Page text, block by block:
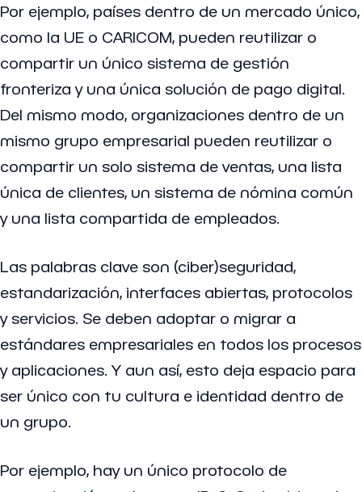
Por ejemplo, países dentro de un mercado único,
como la UE o CARICOM, pueden reutilizar o
compartir un único sistema de gestión
fronteriza y una única solución de pago digital.
Del mismo modo, organizaciones dentro de un
mismo grupo empresarial pueden reutilizar o
compartir un solo sistema de ventas, una lista
única de clientes, un sistema de nómina común
y una lista compartida de empleados.
Las palabras clave son (ciber)seguridad,
estandarización, interfaces abiertas, protocolos
y servicios. Se deben adoptar o migrar a
estándares empresariales en todos los procesos
y aplicaciones. Y aun así, esto deja espacio para
ser único con tu cultura e identidad dentro de
un grupo.
Por ejemplo, hay un único protocolo de